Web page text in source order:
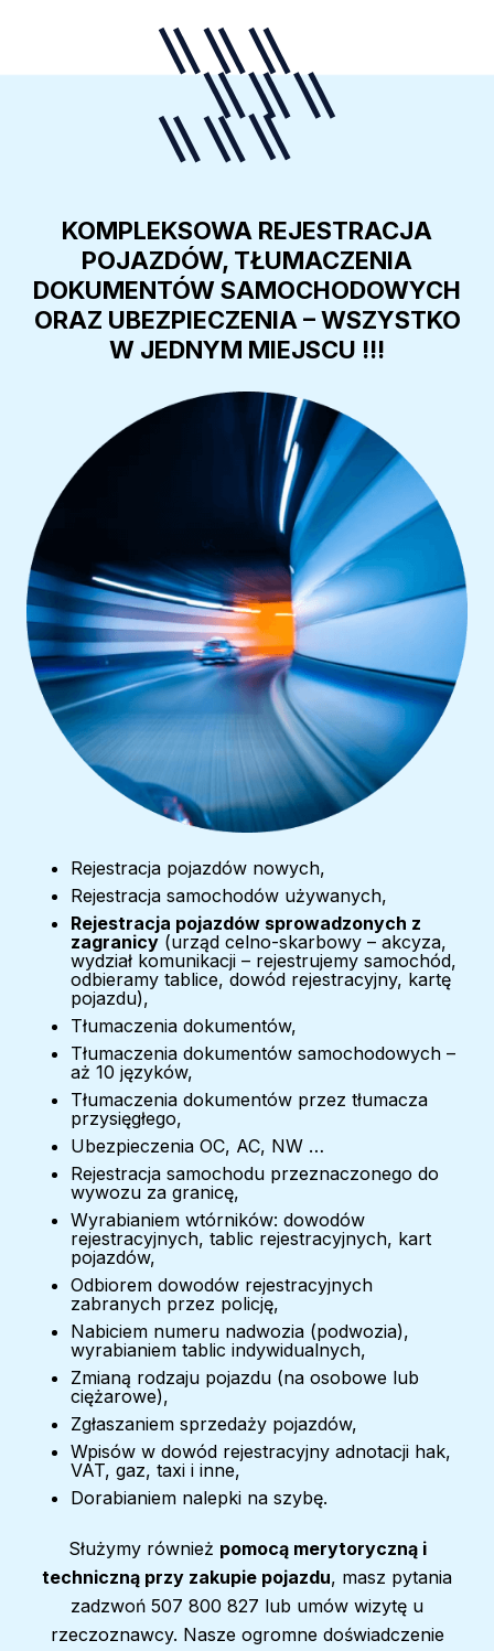
KOMPLEKSOWA REJESTRACJA
POJAZDÓW, TŁUMACZENIA
DOKUMENTÓW SAMOCHODOWYCH
ORAZ UBEZPIECZENIA – WSZYSTKO
W JEDNYM MIEJSCU !!!
Rejestracja pojazdów nowych,
Rejestracja samochodów używanych,
Rejestracja pojazdów sprowadzonych z
zagranicy (urząd celno-skarbowy – akcyza,
wydział komunikacji – rejestrujemy samochód,
odbieramy tablice, dowód rejestracyjny, kartę
pojazdu),
Tłumaczenia dokumentów,
Tłumaczenia dokumentów samochodowych –
aż 10 języków,
Tłumaczenia dokumentów przez tłumacza
przysięgłego,
Ubezpieczenia OC, AC, NW …
Rejestracja samochodu przeznaczonego do
wywozu za granicę,
Wyrabianiem wtórników: dowodów
rejestracyjnych, tablic rejestracyjnych, kart
pojazdów,
Odbiorem dowodów rejestracyjnych
zabranych przez policję,
Nabiciem numeru nadwozia (podwozia),
wyrabianiem tablic indywidualnych,
Zmianą rodzaju pojazdu (na osobowe lub
ciężarowe),
Zgłaszaniem sprzedaży pojazdów,
Wpisów w dowód rejestracyjny adnotacji hak,
VAT, gaz, taxi i inne,
Dorabianiem nalepki na szybę.
Służymy również pomocą merytoryczną i
techniczną przy zakupie pojazdu, masz pytania
zadzwoń 507 800 827 lub umów wizytę u
rzeczoznawcy. Nasze ogromne doświadczenie